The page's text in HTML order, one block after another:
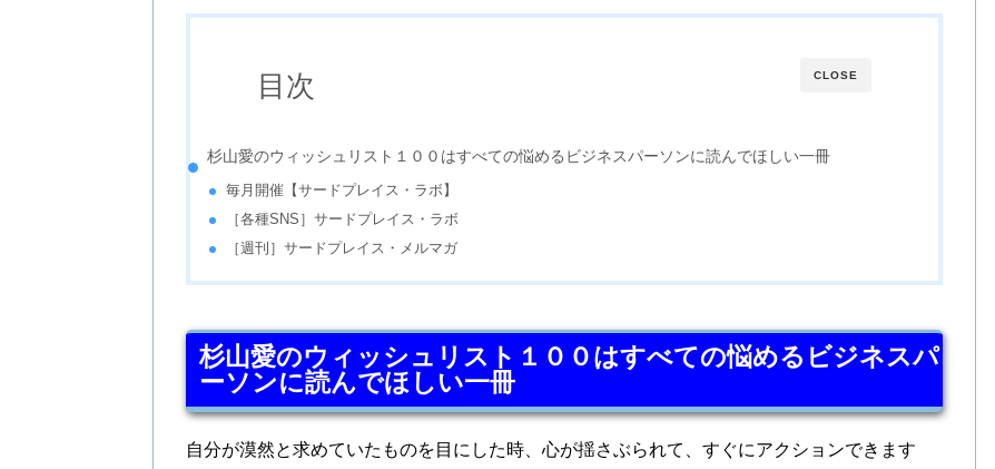
CLOSE
目次
杉山愛のウィッシュリスト１００はすべての悩めるビジネスパーソンに読んでほしい一冊
毎月開催【サードプレイス・ラボ】
［各種SNS］サードプレイス・ラボ
［週刊］サードプレイス・メルマガ
杉山愛のウィッシュリスト１００はすべての悩めるビジネスパ
ーソンに読んでほしい一冊
自分が漠然と求めていたものを目にした時、心が揺さぶられて、すぐにアクションできます